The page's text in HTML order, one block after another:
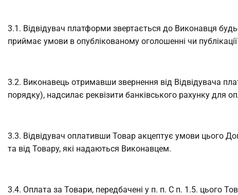
3.1. Відвідувач платформи звертається до Виконавця
приймає умови в опублікованому оголошенні чи
3.2. Виконавець отримавши звернення від Відвідувача
порядку), надсилає реквізити банківського рахунку для
3.3. Відвідувач оплативши Товар акцептує умови цього
та від Товару, які надаються Виконавцем.
3.4. Оплата за Товари, передбачені у п. п. С п. 1.5. цього